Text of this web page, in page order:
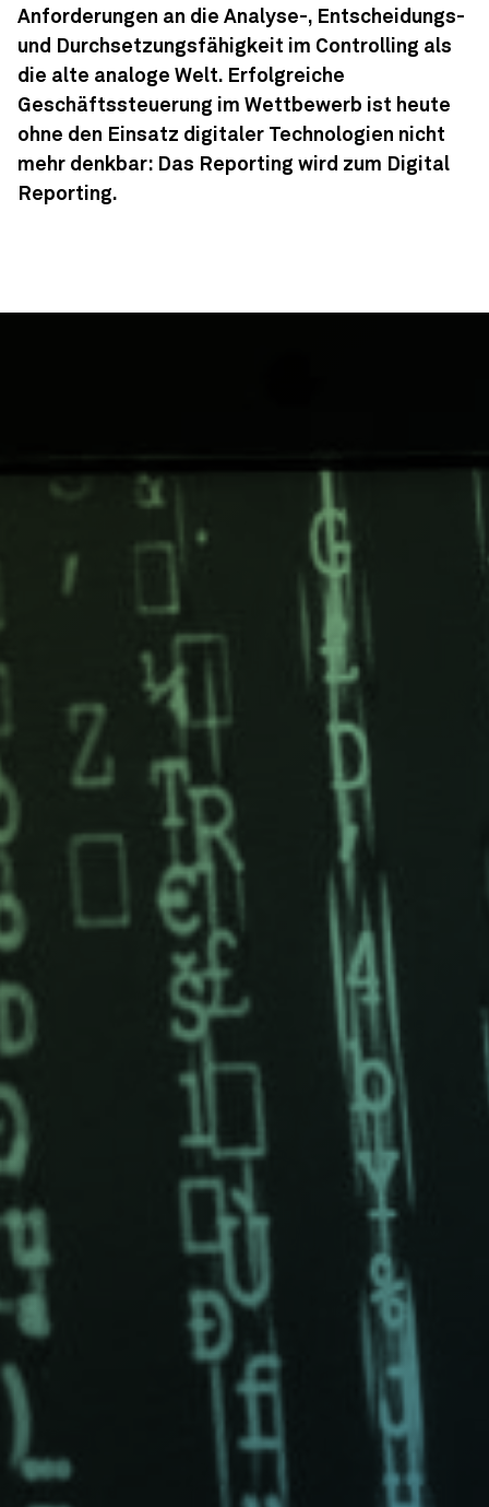
Anforderungen an die Analyse-, Entscheidungs-
und Durchsetzungsfähigkeit im Controlling als
die alte analoge Welt. Erfolgreiche
Geschäftssteuerung im Wettbewerb ist heute
ohne den Einsatz digitaler Technologien nicht
mehr denkbar: Das Reporting wird zum Digital
Reporting.